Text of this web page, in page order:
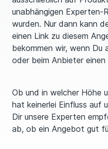
unabhängigen Experten-
wurden. Nur dann kann
einen Link zu diesem
bekommen wir, wenn Du
oder beim Anbieter
Ob und in welcher Höhe
hat keinerlei Einfluss auf
Dir unsere Experten
ab, ob ein Angebot gut